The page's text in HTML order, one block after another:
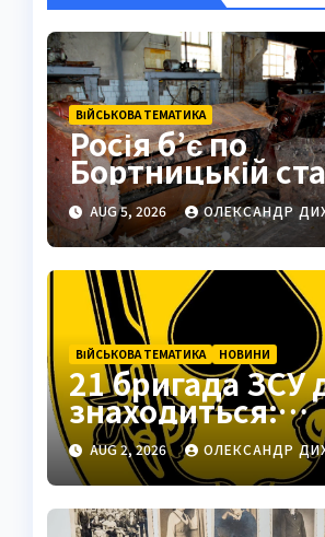
ВІЙСЬКОВА ТЕМАТИКА
Росія б’є по
Бортницькій
експерт
про катастрофу
AUG 5, 2026 ОЛЕКСАНДР
ВІЙСЬКОВА ТЕМАТИКА НОВИНИ
21 бригада ЗСУ
знаходиться:
Подільськ як
стратегічний
AUG 2, 2026 ОЛЕКСАНДР